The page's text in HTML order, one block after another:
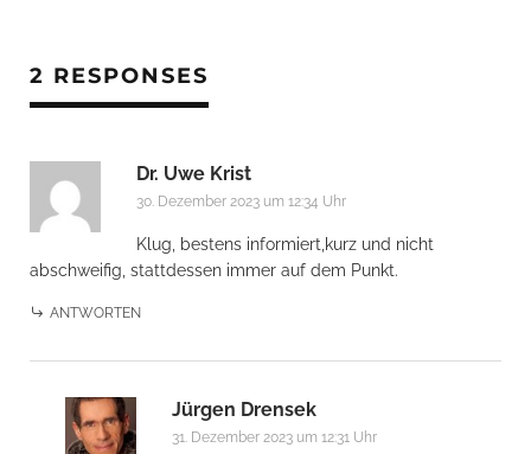
2 RESPONSES
Dr. Uwe Krist
30. Dezember 2023 um 12:34 Uhr
Klug, bestens informiert,kurz und nicht
abschweifig, stattdessen immer auf dem Punkt.
ANTWORTEN
Jürgen Drensek
31. Dezember 2023 um 12:31 Uhr